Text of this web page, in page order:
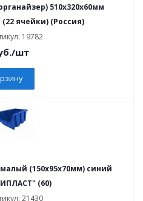
510х320х60мм
ячейки) (Россия)
19782
/шт
(150х95х70мм) синий
(60)
21430